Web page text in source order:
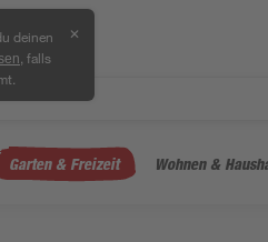
deinen
, falls
✕
Garten & Freizeit Wohnen &